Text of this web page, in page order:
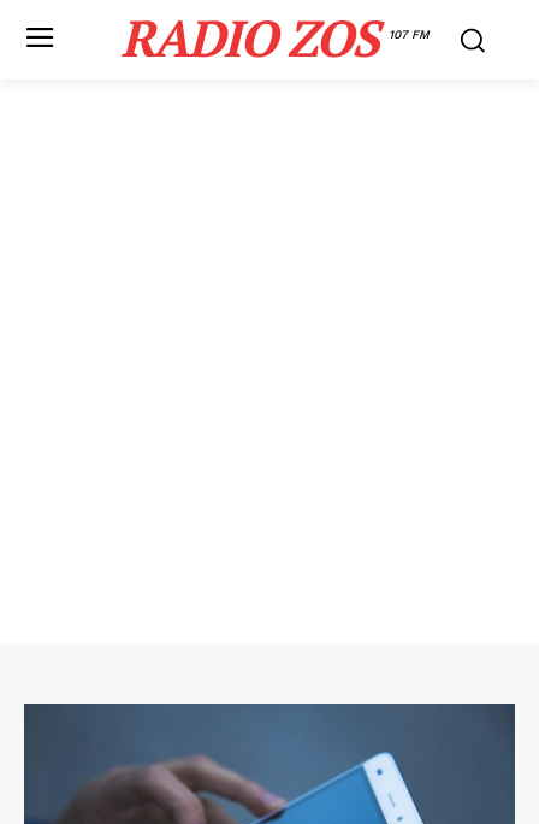
RADIO ZOS 107 FM